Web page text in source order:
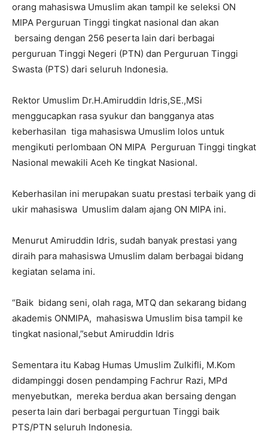
orang mahasiswa Umuslim akan tampil ke seleksi ON
MIPA Perguruan Tinggi tingkat nasional dan akan
bersaing dengan 256 peserta lain dari berbagai
perguruan Tinggi Negeri (PTN) dan Perguruan Tinggi
Swasta (PTS) dari seluruh Indonesia.
Rektor Umuslim Dr.H.Amiruddin Idris,SE.,MSi
menggucapkan rasa syukur dan bangganya atas
keberhasilan tiga mahasiswa Umuslim lolos untuk
mengikuti perlombaan ON MIPA Perguruan Tinggi tingkat
Nasional mewakili Aceh Ke tingkat Nasional.
Keberhasilan ini merupakan suatu prestasi terbaik yang di
ukir mahasiswa Umuslim dalam ajang ON MIPA ini.
Menurut Amiruddin Idris, sudah banyak prestasi yang
diraih para mahasiswa Umuslim dalam berbagai bidang
kegiatan selama ini.
“Baik bidang seni, olah raga, MTQ dan sekarang bidang
akademis ONMIPA, mahasiswa Umuslim bisa tampil ke
tingkat nasional,”sebut Amiruddin Idris
Sementara itu Kabag Humas Umuslim Zulkifli, M.Kom
didampinggi dosen pendamping Fachrur Razi, MPd
menyebutkan, mereka berdua akan bersaing dengan
peserta lain dari berbagai pergurtuan Tinggi baik
PTS/PTN seluruh Indonesia.